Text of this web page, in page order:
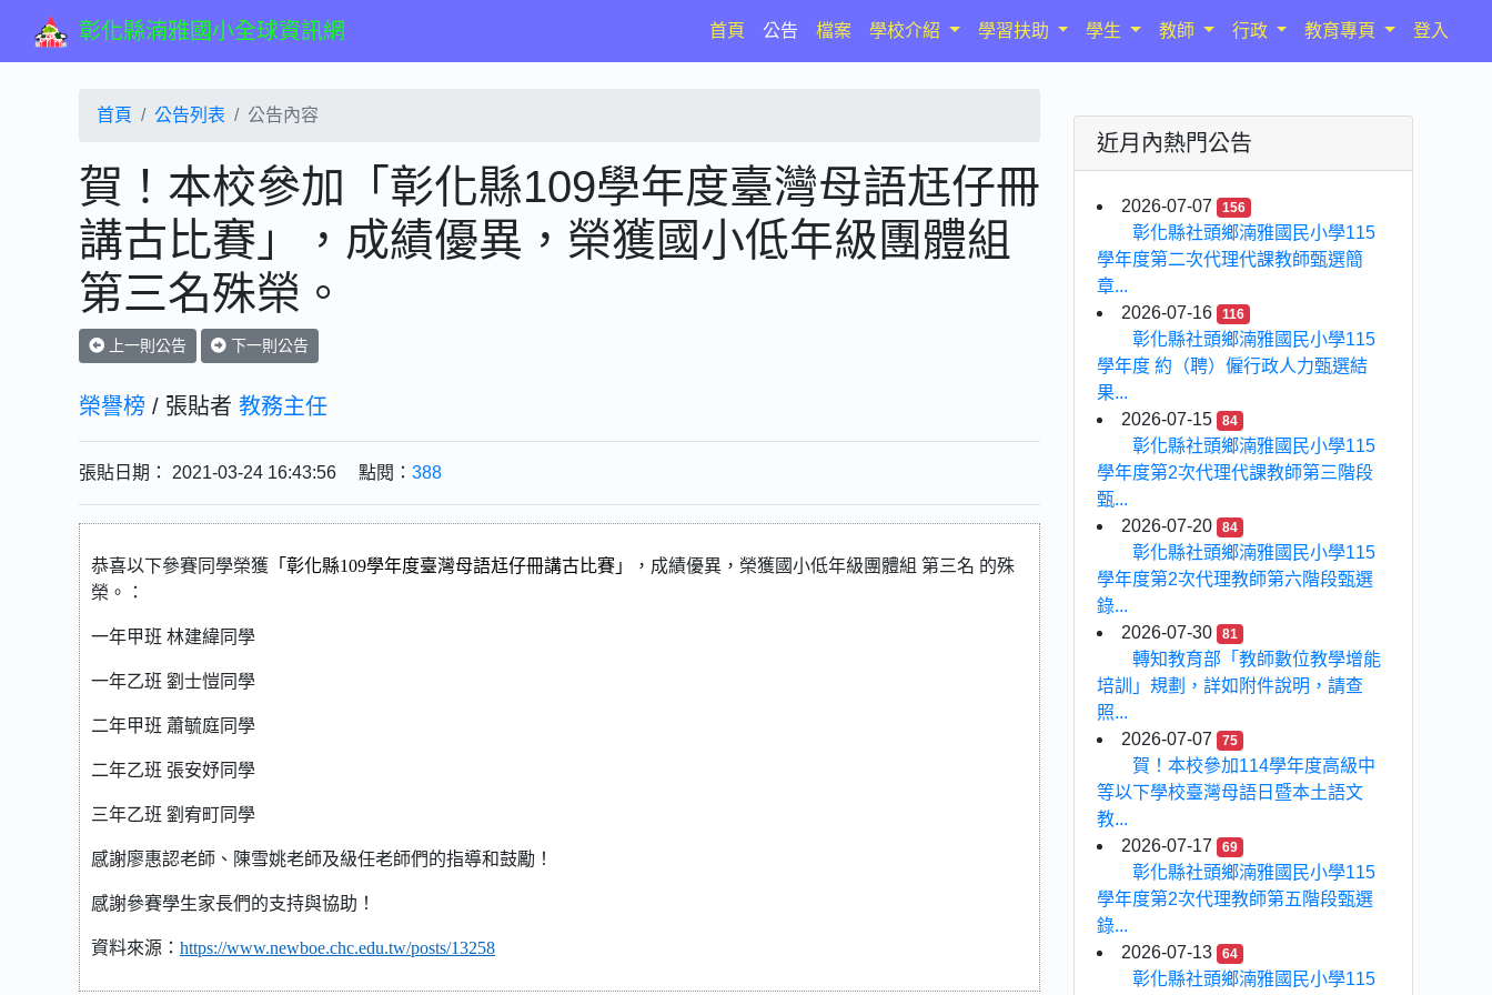
彰化縣湳雅國小全球資訊網 首頁(current)
公告 檔案 學校介紹 學習扶助 學生 教師 行政 教育專頁 登入
首頁 公告列表 公告內容
賀！本校參加「彰化縣109學年度臺灣母語尪仔冊
講古比賽」，成績優異，榮獲國小低年級團體組
第三名殊榮。
上一則公告 下一則公告
榮譽榜 / 張貼者 教務主任
張貼日期： 2021-03-24 16:43:56 點閱： 388
恭喜以下參賽同學榮獲 「彰化縣109學年度臺灣母語尪仔冊講古比賽」 ，成績優異，榮獲國小低年級團體組 第三名 的殊
榮。：
一年甲班 林建緯同學
一年乙班 劉士愷同學
二年甲班 蕭毓庭同學
二年乙班 張安妤同學
三年乙班 劉宥町同學
感謝廖惠認老師、陳雪姚老師及級任老師們的指導和鼓勵！
感謝參賽學生家長們的支持與協助！
資料來源： https://www.newboe.chc.edu.tw/posts/13258
近月內熱門公告
2026-07-07 156
彰化縣社頭鄉湳雅國民小學115
學年度第二次代理代課教師甄選簡
章...
2026-07-16
116
彰化縣社頭鄉湳雅國民小學115
學年度 約（聘）僱行政人力甄選結
果...
2026-07-15
84
彰化縣社頭鄉湳雅國民小學115
學年度第2次代理代課教師第三階段
甄...
2026-07-20
84
彰化縣社頭鄉湳雅國民小學115
學年度第2次代理教師第六階段甄選
錄...
2026-07-30
81
轉知教育部「教師數位教學增能
培訓」規劃，詳如附件說明，請查
照...
2026-07-07
75
賀！本校參加114學年度高級中
等以下學校臺灣母語日暨本土語文
教...
2026-07-17
69
彰化縣社頭鄉湳雅國民小學115
學年度第2次代理教師第五階段甄選
錄...
2026-07-13
64
彰化縣社頭鄉湳雅國民小學115